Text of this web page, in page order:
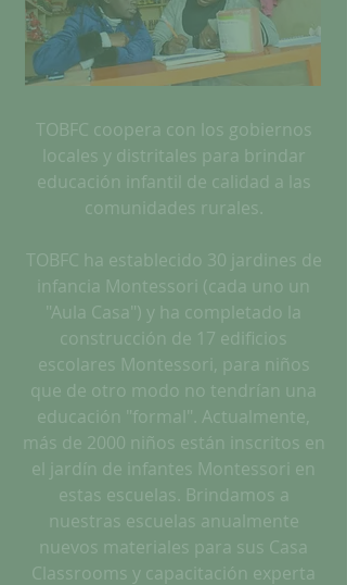
TOBFC coopera con los gobiernos
locales y distritales para brindar
educación infantil de calidad a las
comunidades rurales.
TOBFC ha establecido 30 jardines de
infancia Montessori (cada uno un
"Aula Casa") y ha completado la
construcción de 17 edificios
escolares Montessori, para niños
que de otro modo no tendrían una
educación "formal". Actualmente,
más de 2000 niños están inscritos en
el jardín de infantes Montessori en
estas escuelas. Brindamos a
nuestras escuelas anualmente
nuevos materiales para sus Casa
Classrooms y capacitación experta